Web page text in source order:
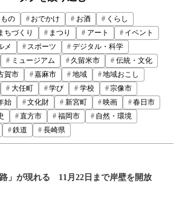
の おでかけ お酒
くらし
ちづくり まつり アート
イベント
メ スポーツ
デジタル・科学
ミュージアム 久留米市
伝統・文化
賀市 嘉麻市 地域
地域おこし
大任町 学び 学校
宗像市
始 文化財 新宮町 映画
春日市
直方市 福岡市
自然・環境
鉄道 長崎県
」が現れる 11月22日まで岸壁を開放